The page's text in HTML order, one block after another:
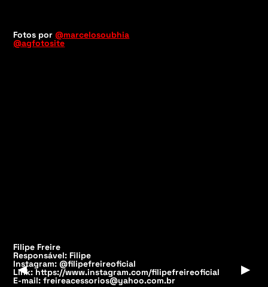
▶ ▶
Fotos por @marcelosoubhia
@agfotosite
Filipe Freire
Responsável: Filipe
Instagram: @filipefreireoficial
Link:https://www.instagram.com/filipefreireoficial
E-mail:freireacessorios@yahoo.com.br